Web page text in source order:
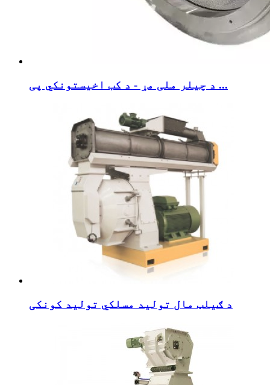
د چیلر ملی مړ - د کب اخیستونکي پی ...
د ګیلټ مال تولید مسلکي تولید کونکی